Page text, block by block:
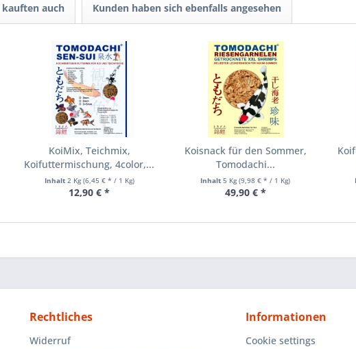
kauften auch Kunden haben sich ebenfalls angesehen
KoiMix, Teichmix,
Koifuttermischung, 4color,...
Inhalt 2 Kg(6,45 € * / 1 Kg)
12,90 € *
Koisnack für den Sommer,
Tomodachi...
Inhalt5 Kg(9,98 € * / 1 Kg)
49,90 € *
Rechtliches
Widerruf
Informationen
Cookie settings